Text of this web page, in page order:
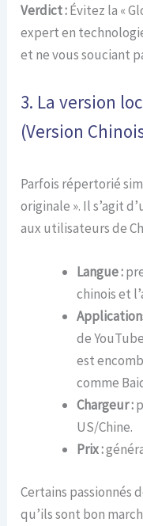
Verdict :Évitez la «
expert en
et ne vous souciant
3. La version
(Version
Parfois répertorié
originale ». Il s’agit
aux utilisateurs de
Langue :
chinois et
de
est
comme
Chargeur :
US/Chine.
Prix :
Certains passionnés
qu’ils sont bon